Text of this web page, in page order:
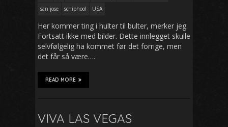
san jose
schiphool USA
Her kommer ting i hulter til bulter, merker jeg.
Fortsatt ikke med bilder. Dette innlegget skulle
selvfølgelig ha kommet før det forrige, men
det får så være….
READ MORE
VIVA LAS VEGAS